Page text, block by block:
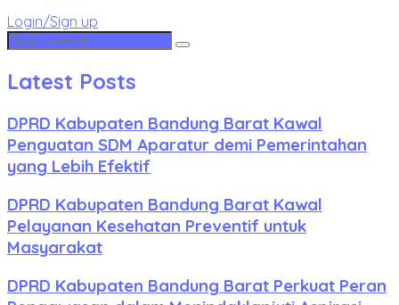
Login/Sign up
Latest Posts
DPRD Kabupaten Bandung Barat Kawal
Penguatan SDM Aparatur demi Pemerintahan
yang Lebih Efektif
DPRD Kabupaten Bandung Barat Kawal
Pelayanan Kesehatan Preventif untuk
Masyarakat
DPRD Kabupaten Bandung Barat Perkuat Peran